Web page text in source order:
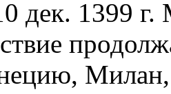
дек. 1399